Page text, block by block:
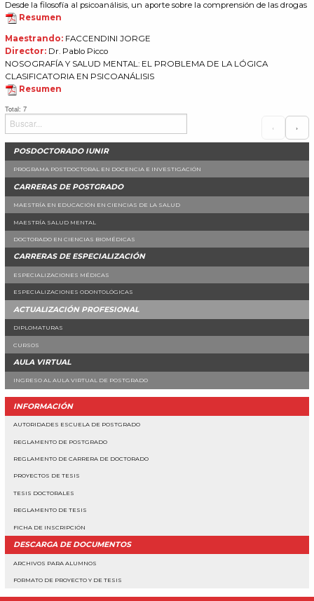
POSDOCTORADO IUNIR
PROGRAMA POSTDOCTORAL EN DOCENCIA E INVESTIGACIÓN
CARRERAS DE POSTGRADO
MAESTRÍA EN EDUCACIÓN EN CIENCIAS DE LA SALUD
MAESTRÍA SALUD MENTAL
DOCTORADO EN CIENCIAS BIOMÉDICAS
CARRERAS DE ESPECIALIZACIÓN
ESPECIALIZACIONES MÉDICAS
ESPECIALIZACIONES ODONTOLÓGICAS
ACTUALIZACIÓN PROFESIONAL
DIPLOMATURAS
CURSOS
AULA VIRTUAL
INGRESO AL AULA VIRTUAL DE POSTGRADO
INFORMACIÓN
AUTORIDADES ESCUELA DE POSTGRADO
REGLAMENTO DE POSTGRADO
REGLAMENTO DE CARRERA DE DOCTORADO
PROYECTOS DE TESIS
TESIS DOCTORALES
REGLAMENTO DE TESIS
FICHA DE INSCRIPCIÓN
DESCARGA DE DOCUMENTOS
ARCHIVOS PARA ALUMNOS
FORMATO DE PROYECTO Y DE TESIS
Desde la filosofía al psicoanálisis, un aporte sobre la comprensión de las drogas
Resumen
Maestrando: FACCENDINI JORGE
Director: Dr. Pablo Picco
NOSOGRAFÍA Y SALUD MENTAL: EL PROBLEMA DE LA LÓGICA
CLASIFICATORIA EN PSICOANÁLISIS
Resumen
Total: 7
‹
›